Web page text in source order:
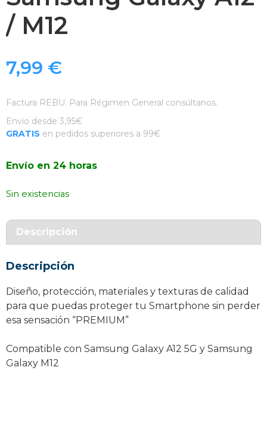
/ M12
7,99 €
Factura REBU. Para Régimen General consúltanos.
Envío desde 3,95€
GRATIS en pedidos superiores a 99€
Envío en 24 horas
Sin existencias
Descripción
Descripción
Diseño, protección, materiales y texturas de calidad
para que puedas proteger tu Smartphone sin perder
esa sensación “PREMIUM”
Compatible con Samsung Galaxy A12 5G y Samsung
Galaxy M12